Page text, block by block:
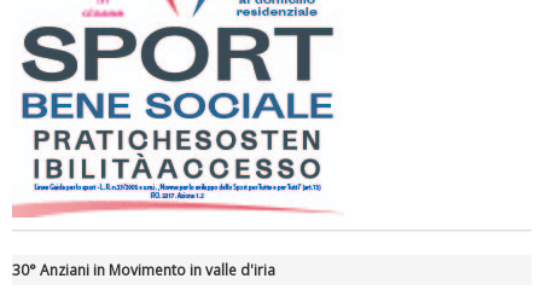
Tiziano Pesce a Radio InBlu2000 traccia il bilancio della stagione
30° Anziani in Movimento in valle d'iria